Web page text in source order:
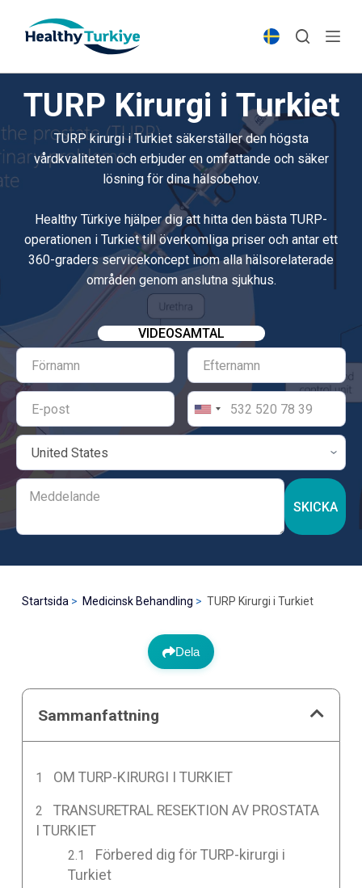
p
c
o
n
TURP Kirurgi i Turkiet
TURP kirurgi i Turkiet säkerställer den högsta
vårdkvaliteten och erbjuder en omfattande och säker
lösning för dina hälsobehov.
Healthy Türkiye hjälper dig att hitta den bästa TURP-
operationen i Turkiet till överkomliga priser och antar ett
360-graders servicekoncept inom alla hälsorelaterade
områden genom anslutna sjukhus.
VIDEOSAMTAL
SKICKA
Startsida Medicinsk Behandling TURP Kirurgi i Turkiet
Dela
Sammanfattning
OM TURP-KIRURGI I TURKIET
TRANSURETRAL RESEKTION AV PROSTATA
I TURKIET
Förbered dig för TURP-kirurgi i
Turkiet